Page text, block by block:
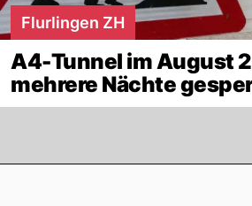
Flurlingen ZH
A4-Tunnel im August
mehrere Nächte